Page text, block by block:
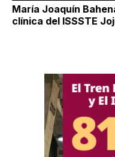
María Joaquín
clínica del ISSSTE